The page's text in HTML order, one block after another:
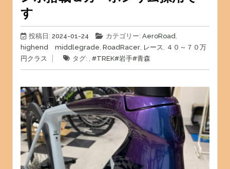
す
投稿日: 2024-01-24 カテゴリー: AeroRoad,
highend middlegrade, RoadRacer, レース, ４０～７０万
円クラス
タグ: , #TREK#岩手#青森